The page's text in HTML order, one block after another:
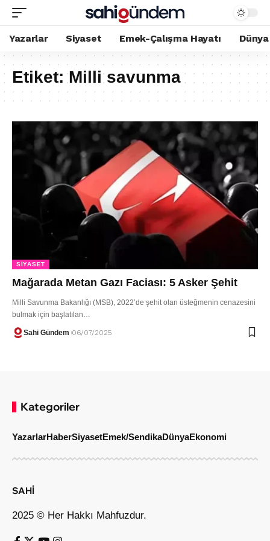
Yazarlar Siyaset Emek-Çalışma Hayatı Dünya
Etiket:Milli savunma
SIYASET
Mağarada Metan Gazı Faciası: 5 Asker Şehit
Milli Savunma Bakanlığı (MSB), 2022’de şehit olan üsteğmenin cenazesini
bulmak için başlatılan…
Sahi Gündem 06/07/2025
Kategoriler
YazarlarHaberSiyasetEmek/SendikaDünyaEkonomi
SAHİ
2025 © Her Hakkı Mahfuzdur.